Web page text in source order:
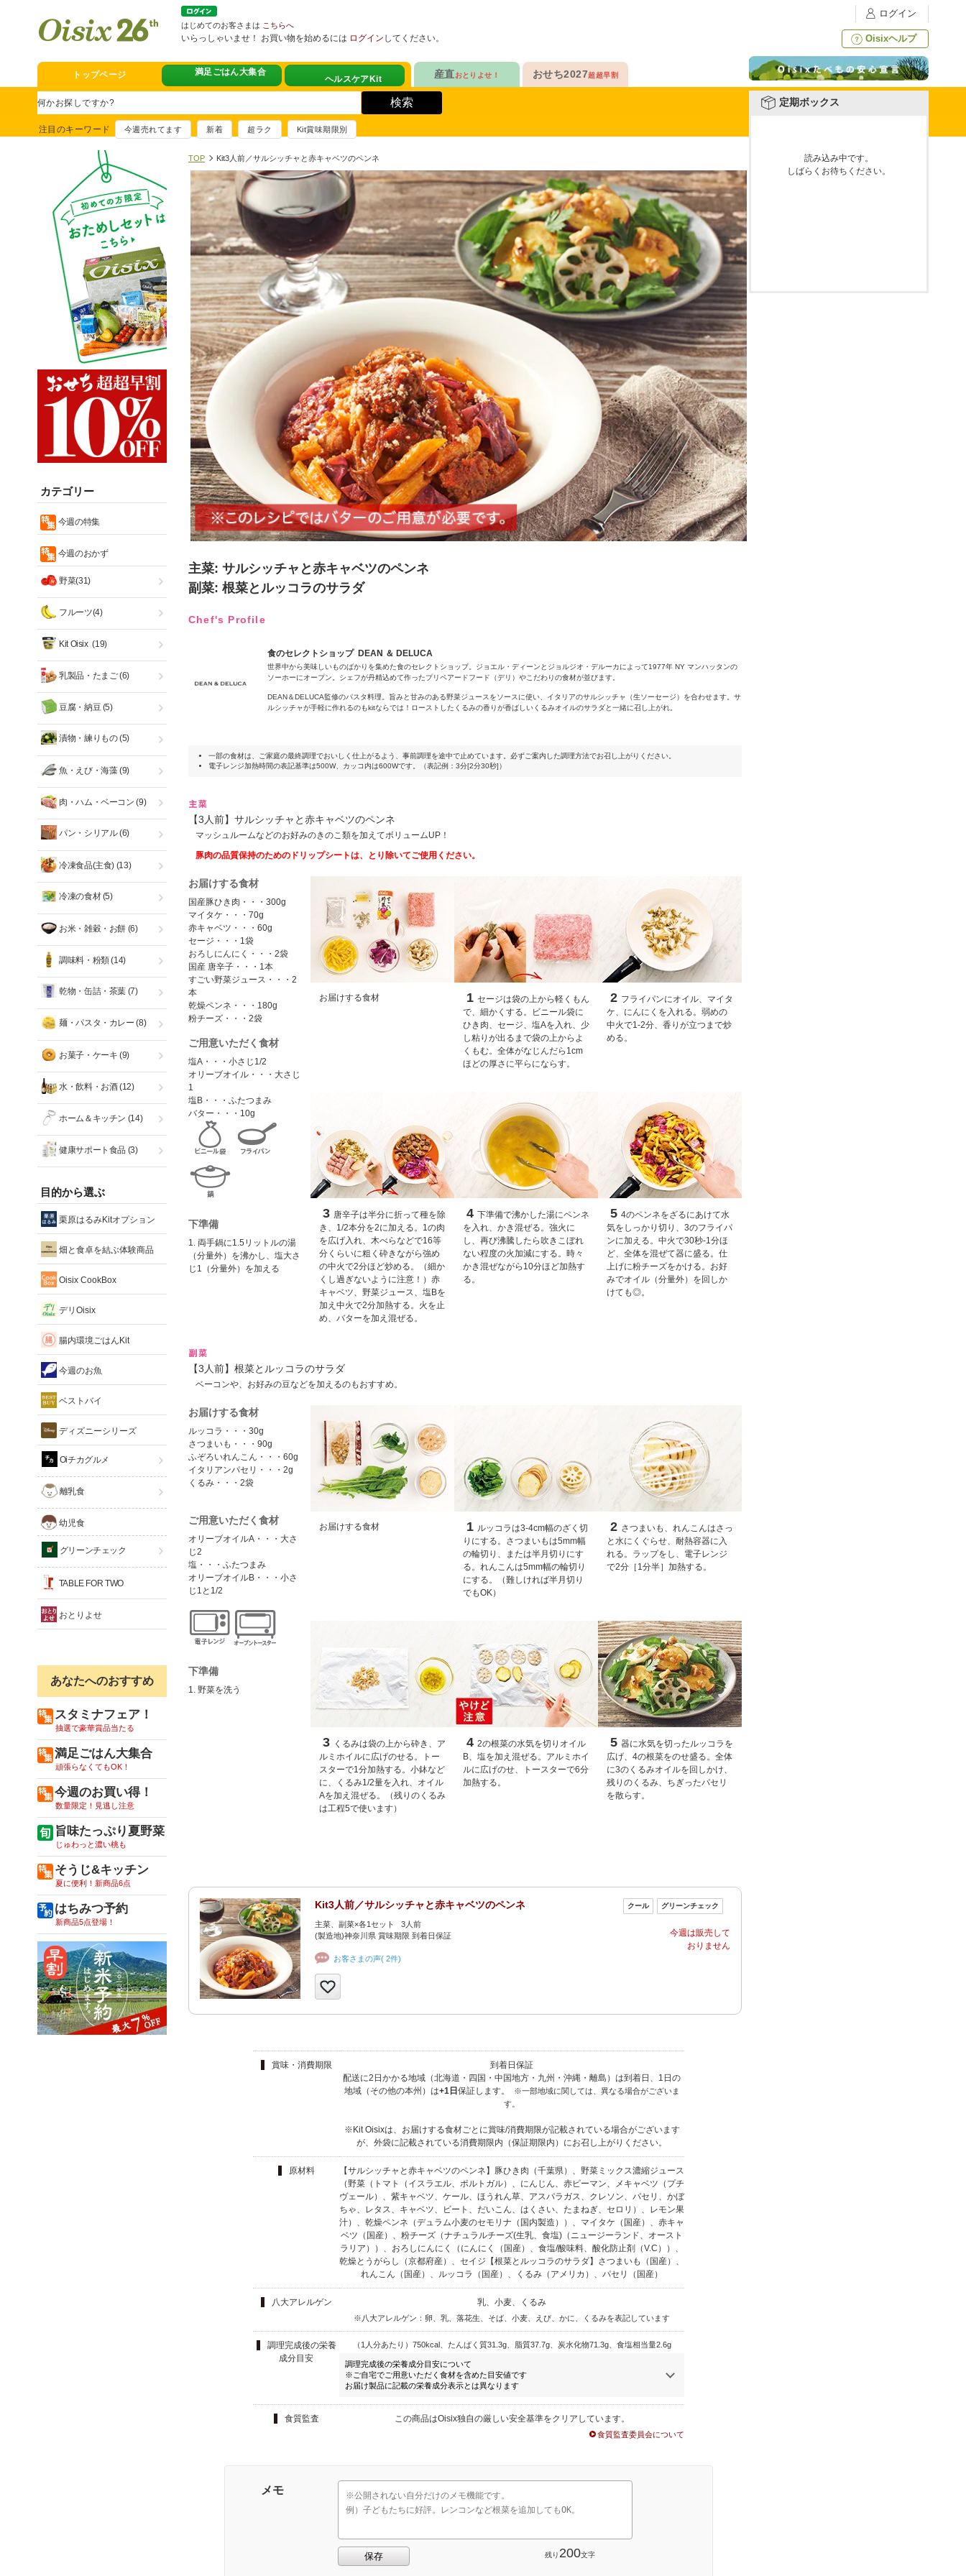
ログイン
Oisixヘルプ
はじめてのお客さまは こちらへ
いらっしゃいませ！ お買い物を始めるには ログイン してください。
トップページ 満足ごはん大集合
豪華賞品が当たるチャンス
満足ごはん大集合
おすすめ！出汁付き肉吸い
イチ推し！今週の魚
真アジのおぼろ昆布〆
そうじ&キッチン雑貨
夏に便利！新商品6点登場
熊本地震への緊急支援
寄付付き商品取り扱い中
ヘルスケアKit
健康サポート食品
鶏ごぼうごはん
産直おとりよせ！
信州フルーツ定期便
人気No.3
ファンが年々増！
生沼さんの甘熟梨
人気No.4
貴重な黄桃食べ比べ
奥山さんの幸せの黄桃
人気No.5
夏にピッタリ
モチモチ食感チーズ
おせち2027超超早割
和風特化お重
人気ブランド監修！
乾杯のお供にも！
洗練された洋風素材
クリームチーズたっぷり
人気品目を増量！
家族でたっぷり楽しむ
和・洋・中　よくばりセット
人気二段重「高砂」と
本格中華オードブル
検索
注目のキーワード 今週売れてます 新着 超ラク Kit賞味期限別
定期ボックス
読み込み中です。
しばらくお待ちください。
TOP Kit3人前／サルシッチャと赤キャベツのペンネ
主菜: サルシッチャと赤キャベツのペンネ
副菜: 根菜とルッコラのサラダ
Chef's Profile
食のセレクトショップ DEAN ＆ DELUCA
世界中から美味しいものばかりを集めた食のセレクトショップ。ジョエル・ディーンとジョルジオ・デルーカによって1977年 NY マンハッタンの
ソーホーにオープン。シェフが丹精込めて作ったプリペアードフード（デリ）やこだわりの食材が並びます。
DEAN＆DELUCA監修のパスタ料理。旨みと甘みのある野菜ジュースをソースに使い、イタリアのサルシッチャ（生ソーセージ）を合わせます。サ
ルシッチャが手軽に作れるのもkitならでは！ローストしたくるみの香りが香ばしいくるみオイルのサラダと一緒に召し上がれ。
一部の食材は、ご家庭の最終調理でおいしく仕上がるよう、事前調理を途中で止めています。必ずご案内した調理方法でお召し上がりください。
電子レンジ加熱時間の表記基準は500W、カッコ内は600Wです。（表記例：3分[2分30秒]）
【3人前】サルシッチャと赤キャベツのペンネ
マッシュルームなどのお好みのきのこ類を加えてボリュームUP！
豚肉の品質保持のためのドリップシートは、とり除いてご使用ください。
お届けする食材
国産豚ひき肉・・・300g
マイタケ・・・70g
赤キャベツ・・・60g
セージ・・・1袋
おろしにんにく・・・2袋
国産 唐辛子・・・1本
すごい野菜ジュース・・・2
本
乾燥ペンネ・・・180g
粉チーズ・・・2袋
ご用意いただく食材
塩A・・・小さじ1/2
オリーブオイル・・・大さじ
1
塩B・・・ふたつまみ
バター・・・10g
下準備
1. 両手鍋に1.5リットルの湯
（分量外）を沸かし、塩大さ
じ1（分量外）を加える
お届けする食材 1 セージは袋の上から軽くもん
で、細かくする。ビニール袋に
ひき肉、セージ、塩Aを入れ、少
し粘りが出るまで袋の上からよ
くもむ。全体がなじんだら1cm
ほどの厚さに平らにならす。
2 フライパンにオイル、マイタ
ケ、にんにくを入れる。弱めの
中火で1-2分、香りが立つまで炒
める。
3 唐辛子は半分に折って種を除
き、1/2本分を2に加える。1の肉
を広げ入れ、木べらなどで16等
分くらいに粗く砕きながら強め
の中火で2分ほど炒める。（細か
くし過ぎないように注意！）赤
キャベツ、野菜ジュース、塩Bを
加え中火で2分加熱する。火を止
め、バターを加え混ぜる。
4 下準備で沸かした湯にペンネ
を入れ、かき混ぜる。強火に
し、再び沸騰したら吹きこぼれ
ない程度の火加減にする。時々
かき混ぜながら10分ほど加熱す
る。
5 4のペンネをざるにあけて水
気をしっかり切り、3のフライパ
ンに加える。中火で30秒-1分ほ
ど、全体を混ぜて器に盛る。仕
上げに粉チーズをかける。お好
みでオイル（分量外）を回しか
けても◎。
【3人前】根菜とルッコラのサラダ
ベーコンや、お好みの豆などを加えるのもおすすめ。
お届けする食材
ルッコラ・・・30g
さつまいも・・・90g
ふぞろいれんこん・・・60g
イタリアンパセリ・・・2g
くるみ・・・2袋
ご用意いただく食材
オリーブオイルA・・・大さ
じ2
塩・・・ふたつまみ
オリーブオイルB・・・小さ
じ1と1/2
下準備
1. 野菜を洗う
お届けする食材 1 ルッコラは3-4cm幅のざく切
りにする。さつまいもは5mm幅
の輪切り、または半月切りにす
る。れんこんは5mm幅の輪切り
にする。（難しければ半月切り
でもOK）
2 さつまいも、れんこんはさっ
と水にくぐらせ、耐熱容器に入
れる。ラップをし、電子レンジ
で2分［1分半］加熱する。
3 くるみは袋の上から砕き、ア
ルミホイルに広げのせる。トー
スターで1分加熱する。小鉢など
に、くるみ1/2量を入れ、オイル
Aを加え混ぜる。（残りのくるみ
は工程5で使います）
4 2の根菜の水気を切りオイル
B、塩を加え混ぜる。アルミホイ
ルに広げのせ、トースターで6分
加熱する。
5 器に水気を切ったルッコラを
広げ、4の根菜をのせ盛る。全体
に3のくるみオイルを回しかけ、
残りのくるみ、ちぎったパセリ
を散らす。
Kit3人前／サルシッチャと赤キャベツのペンネ
主菜、副菜×各1セット 3人前
(製造地)神奈川県 賞味期限 到着日保証
お客さまの声( 2件)
賞味・消費期限
到着日保証
配送に2日かかる地域（北海道・四国・中国地方・九州・沖縄・離島）は到着日、1日の
地域（その他の本州）は+1日 保証します。
※一部地域に関しては、異なる場合がございま
す。
※Kit Oisixは、お届けする食材ごとに賞味/消費期限が記載されている場合がございます
が、外袋に記載されている消費期限内（保証期限内）にお召し上がりください。
原材料
【サルシッチャと赤キャベツのペンネ】豚ひき肉（千葉県）、野菜ミックス濃縮ジュース
（野菜（トマト（イスラエル、ポルトガル）、にんじん、赤ピーマン、メキャベツ（プチ
ヴェール）、紫キャベツ、ケール、ほうれん草、アスパラガス、クレソン、パセリ、かぼ
ちゃ、レタス、キャベツ、ビート、だいこん、はくさい、たまねぎ、セロリ）、レモン果
汁）、乾燥ペンネ（デュラム小麦のセモリナ（国内製造））、マイタケ（国産）、赤キャ
ベツ（国産）、粉チーズ（ナチュラルチーズ(生乳、食塩)（ニュージーランド、オースト
ラリア））、おろしにんにく（にんにく（国産）、食塩/酸味料、酸化防止剤（V.C））、
乾燥とうがらし（京都府産）、セイジ【根菜とルッコラのサラダ】さつまいも（国産）、
れんこん（国産）、ルッコラ（国産）、くるみ（アメリカ）、パセリ（国産）
八大アレルゲン 乳、小麦、くるみ
※八大アレルゲン：卵、乳、落花生、そば、小麦、えび、かに、くるみを表記しています
調理完成後の栄養
成分目安
（1人分あたり）750kcal、たんぱく質31.3g、脂質37.7g、炭水化物71.3g、食塩相当量2.6g
調理完成後の栄養成分目安について
※ご自宅でご用意いただく食材を含めた目安値です
お届け製品に記載の栄養成分表示とは異なります
食質監査 この商品はOisix独自の厳しい安全基準をクリアしています。
食質監査委員会について
メモ
残り 200文字
カテゴリー
今週の特集
今週のおかず
野菜(31)
フルーツ(4)
Kit Oisix (19)
乳製品・たまご(6)
豆腐・納豆(5)
漬物・練りもの(5)
魚・えび・海藻(9)
肉・ハム・ベーコン (9)
パン・シリアル(6)
冷凍食品(主食) (13)
冷凍の食材(5)
お米・雑穀・お餅 (6)
調味料・粉類(14)
乾物・缶詰・茶葉 (7)
麺・パスタ・カレー (8)
お菓子・ケーキ (9)
水・飲料・お酒(12)
ホーム＆キッチン (14)
健康サポート食品 (3)
目的から選ぶ
栗原はるみKitオプション
畑と食卓を結ぶ体験商品
Oisix CookBox
デリOisix
腸内環境ごはんKit
今週のお魚
ベストバイ
ディズニーシリーズ
Oiチカグルメ
離乳食
幼児食
グリーンチェック
TABLE FOR TWO
おとりよせ
あなたへのおすすめ
スタミナフェア！
抽選で豪華賞品当たる
満足ごはん大集合
頑張らなくてもOK！
今週のお買い得！
数量限定！見逃し注意
旨味たっぷり夏野菜
じゅわっと濃い桃も
そうじ&キッチン
夏に便利！新商品6点
はちみつ予約
新商品5点登場！